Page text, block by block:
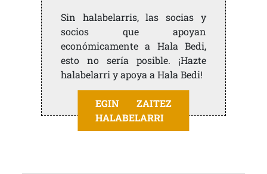
Sin halabelarris, las socias y
socios que apoyan
económicamente a Hala Bedi,
esto no sería posible. ¡Hazte
halabelarri y apoya a Hala Bedi!
EGIN ZAITEZ
HALABELARRI